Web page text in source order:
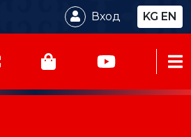
Вход KG EN